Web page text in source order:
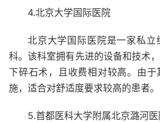
4.北京大学国际医院
北京大学国际医院是一家私
科。该科室拥有先进的设备和技术
下碎石术，且收费相对较高。由
施，适合对舒适度要求较高的患者。
5.首都医科大学附属北京潞河